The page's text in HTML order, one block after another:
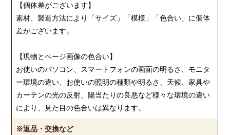
【個体差がございます】
素材、製造方法により「サイズ」「模様」「色合い」に個体
差がございます。
【現物とページ画像の色合い】
お使いのパソコン、スマートフォンの画面の明るさ、モニタ
ー環境の違い、お使いの照明の種類や明るさ、天候、家具や
カーテンの光の反射、陽当たりの良悪など様々な環境の違い
により、見た目の色合いは異なります。
※返品・交換など